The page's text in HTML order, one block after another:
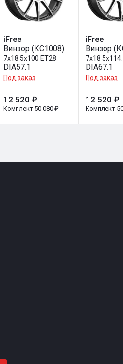
iFree
Винзор (КС1008)
7x18 5x100 ET28
DIA57.1
Под заказ
12 520 ₽
Комплект 50 080 ₽
iFree
Винзор
7x18
DIA67.1
Под заказ
12 520 ₽
Комплект